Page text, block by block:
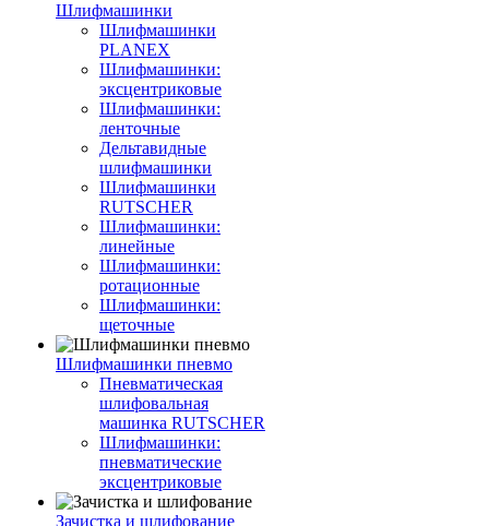
Шлифмашинки
Шлифмашинки
PLANEX
Шлифмашинки:
эксцентриковые
Шлифмашинки:
ленточные
Дельтавидные
шлифмашинки
Шлифмашинки
RUTSCHER
Шлифмашинки:
линейные
Шлифмашинки:
ротационные
Шлифмашинки:
щеточные
Шлифмашинки пневмо
Пневматическая
шлифовальная
машинка RUTSCHER
Шлифмашинки:
пневматические
эксцентриковые
Зачистка и шлифование